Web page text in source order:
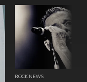
ROCK NEWS